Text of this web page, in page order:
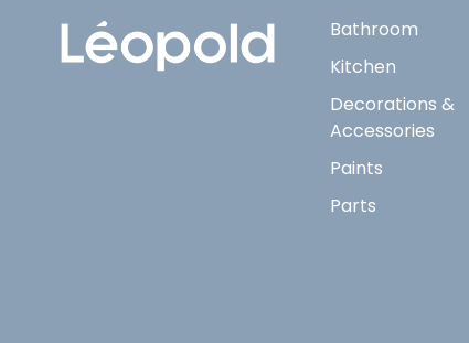
Bathroom
Kitchen
Decorations &
Accessories
Paints
Parts